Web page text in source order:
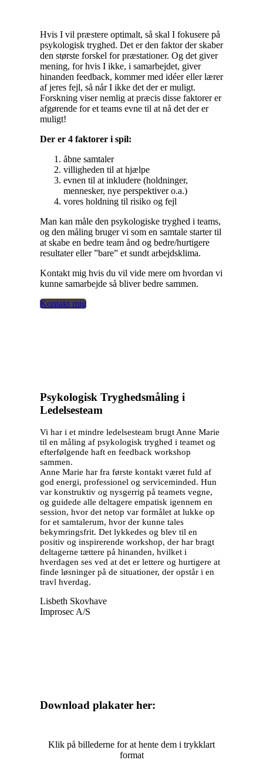
Hvis I vil præstere optimalt, så skal I fokusere på
psykologisk tryghed. Det er den faktor der skaber
den største forskel for præstationer. Og det giver
mening, for hvis I ikke, i samarbejdet, giver
hinanden feedback, kommer med idéer eller lærer
af jeres fejl, så når I ikke det der er muligt.
Forskning viser nemlig at præcis disse faktorer er
afgørende for et teams evne til at nå det der er
muligt!
Der er 4 faktorer i spil:
åbne samtaler
villigheden til at hjælpe
evnen til at inkludere (holdninger,
mennesker, nye perspektiver o.a.)
vores holdning til risiko og fejl
Man kan måle den psykologiske tryghed i teams,
og den måling bruger vi som en samtale starter til
at skabe en bedre team ånd og bedre/hurtigere
resultater eller ”bare” et sundt arbejdsklima.
Kontakt mig hvis du vil vide mere om hvordan vi
kunne samarbejde så bliver bedre sammen.
Kontakt mig
Psykologisk Tryghedsmåling i
Ledelsesteam
Vi har i et mindre ledelsesteam brugt Anne Marie
til en måling af psykologisk tryghed i teamet og
efterfølgende haft en feedback workshop
sammen.
Anne Marie har fra første kontakt været fuld af
god energi, professionel og serviceminded. Hun
var konstruktiv og nysgerrig på teamets vegne,
og guidede alle deltagere empatisk igennem en
session, hvor det netop var formålet at lukke op
for et samtalerum, hvor der kunne tales
bekymringsfrit. Det lykkedes og blev til en
positiv og inspirerende workshop, der har bragt
deltagerne tættere på hinanden, hvilket i
hverdagen ses ved at det er lettere og hurtigere at
finde løsninger på de situationer, der opstår i en
travl hverdag.
Lisbeth Skovhave
Improsec A/S
Download plakater her:
Klik på billederne for at hente dem i trykklart
format